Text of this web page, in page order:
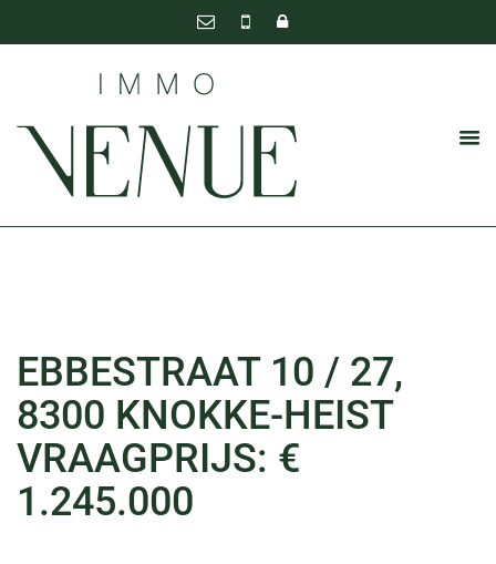
EBBESTRAAT 10 / 27,
8300 KNOKKE-HEIST
VRAAGPRIJS: €
1.245.000